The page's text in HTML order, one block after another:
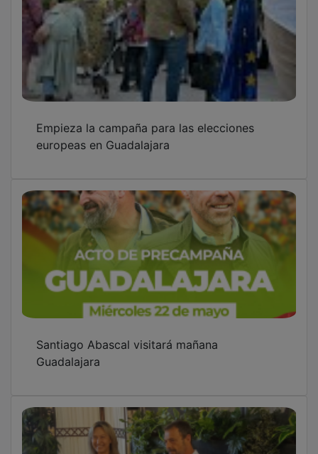
Santiago Abascal visitará mañana
Guadalajara
PP y Vox dan a conocer un acuerdo
programático con 120 puntos